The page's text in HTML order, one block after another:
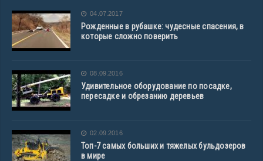
04.07.2017
Рожденные в рубашке: чудесные спасения, в
которые сложно поверить
08.09.2016
Удивительное оборудование по посадке,
пересадке и обрезанию деревьев
02.09.2016
Топ-7 самых больших и тяжелых бульдозеров
в мире